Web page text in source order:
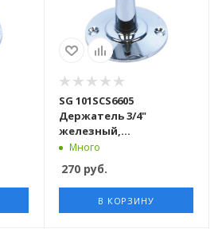
SG 101SCS6605
Держатель 3/4"
железный,
хромированный 100
Много
270руб.
В КОРЗИНУ